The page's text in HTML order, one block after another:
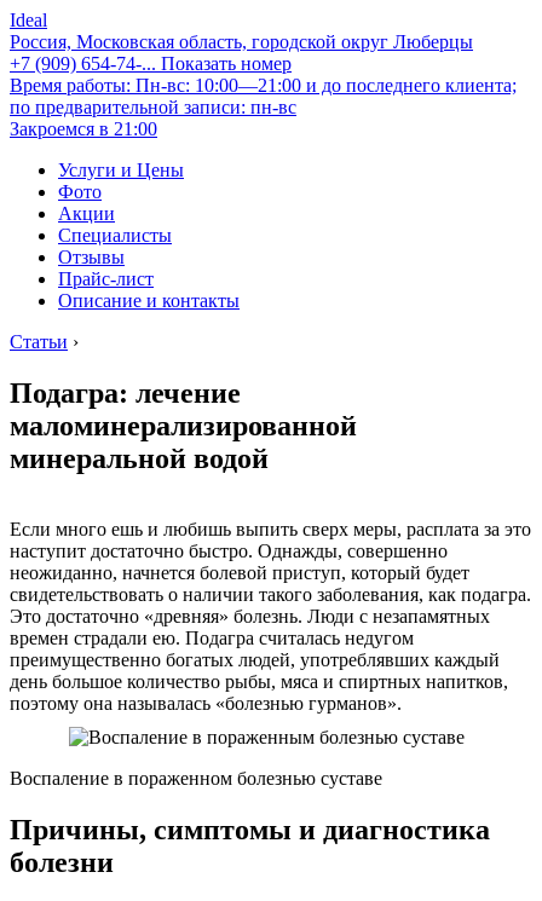
Ideal
Россия, Московская область, городской округ Люберцы
+7 (909) 654-74-... Показать номер
Время работы: Пн-вс: 10:00—21:00 и до последнего клиента;
по предварительной записи: пн-вс
Закроемся в 21:00
Услуги и Цены
Фото
Акции
Специалисты
Отзывы
Прайс-лист
Описание и контакты
Статьи ›
Подагра: лечение
маломинерализированной
минеральной водой
Если много ешь и любишь выпить сверх меры, расплата за это
наступит достаточно быстро. Однажды, совершенно
неожиданно, начнется болевой приступ, который будет
свидетельствовать о наличии такого заболевания, как подагра.
Это достаточно «древняя» болезнь. Люди с незапамятных
времен страдали ею. Подагра считалась недугом
преимущественно богатых людей, употреблявших каждый
день большое количество рыбы, мяса и спиртных напитков,
поэтому она называлась «болезнью гурманов».
Воспаление в пораженном болезнью суставе
Причины, симптомы и диагностика
болезни